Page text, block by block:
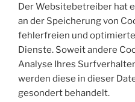
Der Websitebetreiber hat
an der Speicherung von
fehlerfreien und
Dienste. Soweit andere
Analyse Ihres
werden diese in dieser
gesondert behandelt.